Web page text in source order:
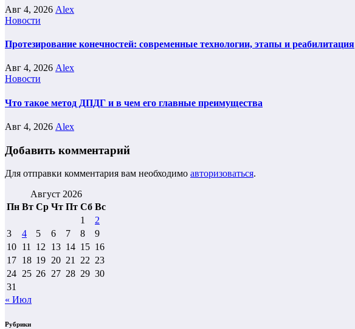
Авг 4, 2026 Alex
Новости
Протезирование конечностей: современные технологии, этапы и реабилитация
Авг 4, 2026 Alex
Новости
Что такое метод ДПДГ и в чем его главные преимущества
Авг 4, 2026 Alex
Добавить комментарий
Для отправки комментария вам необходимо авторизоваться.
Август 2026
Пн Вт Ср Чт Пт Сб Вс
1
2
3
4 5 6 7 8
9
10 11 12 13 14 15 16
17 18 19 20 21 22 23
24 25 26 27 28 29 30
31
« Июл
Рубрики